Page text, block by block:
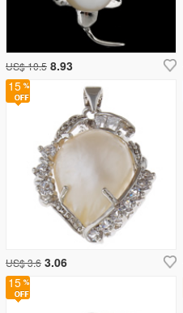
US$ 10.5 8.93
15
US$ 3.6 3.06
15